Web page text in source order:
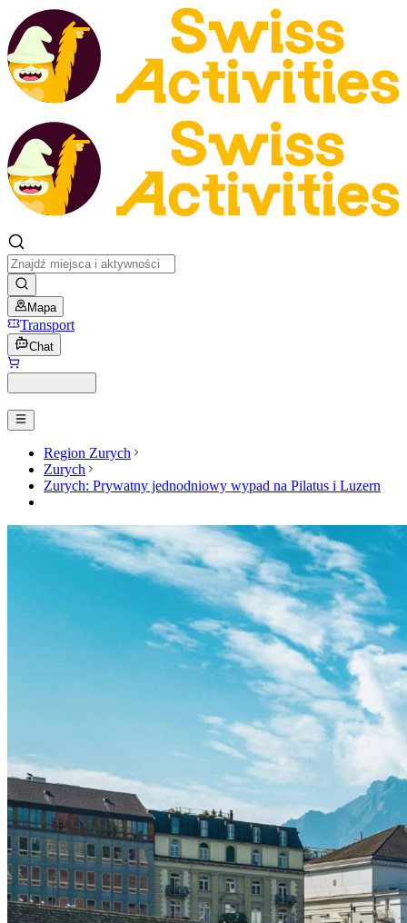
Mapa
Transport
Chat
Region Zurych
Zurych
Zurych: Prywatny jednodniowy wypad na Pilatus i Luzern